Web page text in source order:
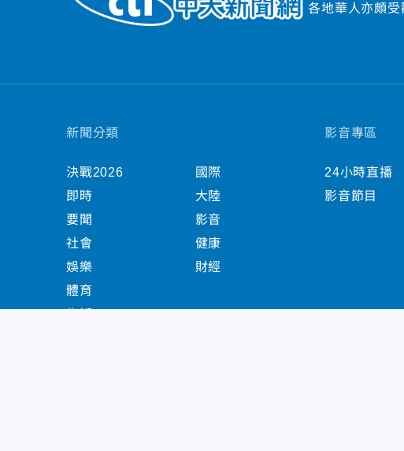
各地華人亦頗受
新聞分類
決戰2026
即時
要聞
社會
娛樂
體育
國際
大陸
影音
健康
財經
影音專區
24小時直播
影音節目